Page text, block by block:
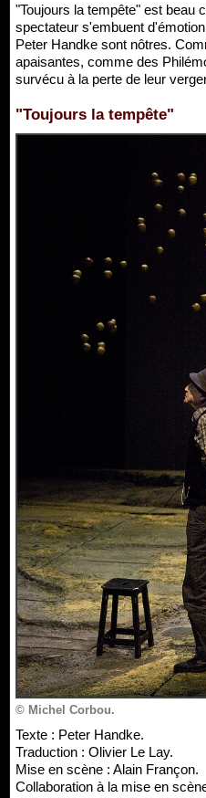
"Toujours la tempête" est beau
spectateur s'embuent
Peter Handke sont nôtres.
apaisantes, comme des
survécu à la perte de leur
"Toujours la tempête"
© Michel Corbou.
Texte : Peter Handke.
Traduction : Olivier Le Lay.
Mise en scène : Alain Françon.
Collaboration à la mise en